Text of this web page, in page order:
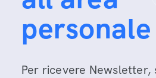
personale
Per ricevere Newsletter,